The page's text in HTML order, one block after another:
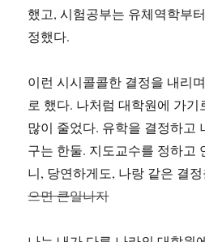
했고, 시험공부는 유체역학부
정했다.
이런 시시콜콜한 결정을 내리
로 했다. 나처럼 대학원에 가
많이 줄었다. 유학을 결정하고
구는 한둘. 지도교수를 정하고
니, 당연하게도, 나랑 같은 결
으면 큰일나지